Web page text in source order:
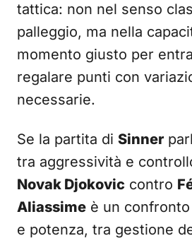
tattica: non nel senso
palleggio, ma nella
momento giusto per
regalare punti con
necessarie.
Se la partita di Sinner
tra aggressività e
Novak Djokovic contro
Aliassime è un
e potenza, tra gestione